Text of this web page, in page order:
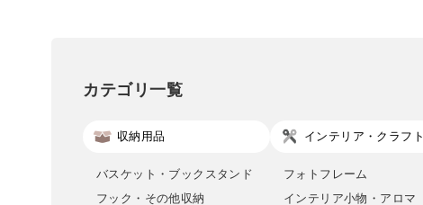
カテゴリ一覧
収納用品
バスケット・ブックスタンド
フック・その他収納
インテリア・クラフト
フォトフレーム
インテリア小物・アロマ